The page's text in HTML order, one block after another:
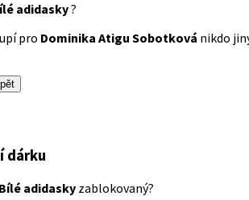
adidasky?
pro Dominika Atigu Sobotková nikdo
dárku
Bílé adidasky zablokovaný?